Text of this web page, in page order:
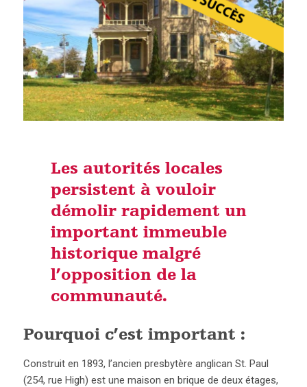
Les autorités locales
persistent à vouloir
démolir rapidement un
important immeuble
historique malgré
l’opposition de la
communauté.
Pourquoi c’est important :
Construit en 1893, l’ancien presbytère anglican St. Paul
(254, rue High) est une maison en brique de deux étages,